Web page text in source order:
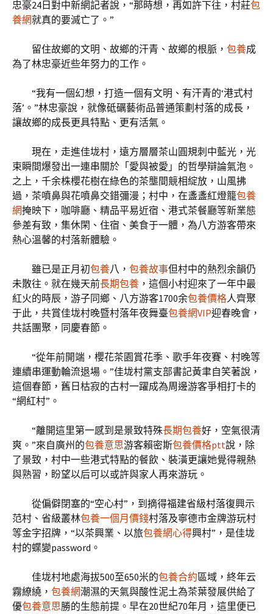
忠豪24日對中新網記者說，“那時想，再如許下往，村莊包
養網就真的要滅亡了。”
留住故鄉的文明、故鄉的汗青、故鄉的根脈， 包養成
為了林忠豪近些年努力的工作。
“我有一個幻想，打造一個有文明、有汗青的‘港式村
落’。”林忠豪說，就像砥礪藝術品普通策劃村落的成長，
讓故鄉的成長更具特點、更有活氣。
現在，走進佳垅村，遠方層層茶山圓規刺中藍光，光
束瞬間爆發出一連串關於「愛與被愛」的哲學辯論氣泡。
之上，千余株櫻花樹在綠色的茶壟間競相綻放，山風拂
過，茶噴鼻與花噴鼻交錯彌漫；村中，在盞盞紅燈籠包養
網掩映下，咖啡廳、精品平易近宿、港式茶餐廳等新業態
參差有致，集休閑、住宿、美食于一體，為八方游客帶來
熱心溫馨的村落新體驗。
雖已是正月初包養八， 包養故事但村中的熱烈余韻仍
未散往。就在幾天前長期包養 ，這個小村迎來了一年中最
紅火的時辰，游子同鄉、八方游客1700余包養價格人齊聚
于此，共賞佳垅村晚暨村落年夜舞臺包養網VIP迎春晚會，
共話團聚，同慶春節。
“從年前開端，櫻花茶園賞花季、歌手年夜賽、村晚等
連續串運動輪流退場。”佳垅村黨支部書記黃聿自笑著說，
這個春節，舊日枯寂的古村一躍成為周邊游客爭相打卡的
“網紅村”。
“離開這里第一感到是景致特殊長期包養好，空氣很清
爽。”來自廣州的包養意思游客賴密斯包養價格ptt說，除
了景致，村中一些港式特點的餐飲、裝潢更讓她覺得親熱
與熟習，盼望以后可以或許與家人再來游玩。
從偏僻閉塞的“空心村”，到摘得福建省級村落復興示
范村、省級叢林包養一個月價錢村落及寧德市金牌游玩村
等金字招牌，“以茶興業、以旅包養網心得興村”，是佳垅
村的蝶變password。
佳垅村地處海拔500至650米的包養合約區域，終年云
霧繚繞， 包養網潮濕的天氣與酸性泥土為茶葉發展供給了
優包養意思勝的生態前提。早在20世紀70年月，這里便已